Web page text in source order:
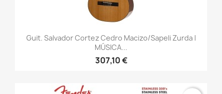
Guit. Salvador Cortez Cedro Macizo/sapeli Zurda |
MÚSICA...
307,10 €